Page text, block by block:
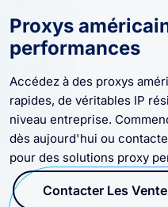
Proxys
performances
Accédez à des proxys
rapides, de véritables IP
niveau entreprise.
dès aujourd'hui ou
pour des solutions proxy
Contacter Les